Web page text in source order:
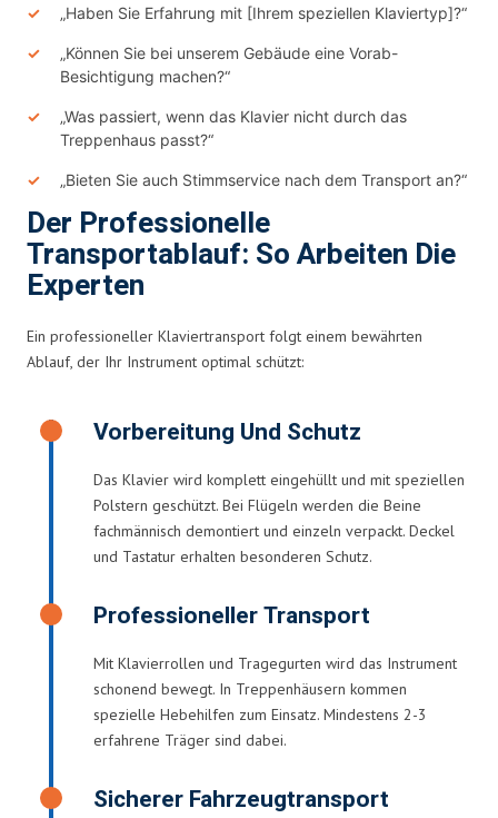
„Haben Sie Erfahrung mit [Ihrem speziellen Klaviertyp]?“
„Können Sie bei unserem Gebäude eine Vorab-
Besichtigung machen?“
„Was passiert, wenn das Klavier nicht durch das
Treppenhaus passt?“
„Bieten Sie auch Stimmservice nach dem Transport an?“
Der Professionelle
Transportablauf: So Arbeiten Die
Experten
Ein professioneller Klaviertransport folgt einem bewährten
Ablauf, der Ihr Instrument optimal schützt:
Vorbereitung Und Schutz
Das Klavier wird komplett eingehüllt und mit speziellen
Polstern geschützt. Bei Flügeln werden die Beine
fachmännisch demontiert und einzeln verpackt. Deckel
und Tastatur erhalten besonderen Schutz.
Professioneller Transport
Mit Klavierrollen und Tragegurten wird das Instrument
schonend bewegt. In Treppenhäusern kommen
spezielle Hebehilfen zum Einsatz. Mindestens 2-3
erfahrene Träger sind dabei.
Sicherer Fahrzeugtransport